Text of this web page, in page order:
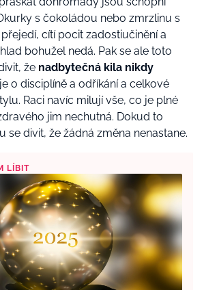
s čokoládou nebo zmrzlinu s
cítí pocit zadostiučinění a
bohužel nedá. Pak se ale toto
že nadbytečná kila nikdy
o disciplíně a odříkání a celkové
Raci navíc milují vše, co je plné
jim nechutná. Dokud to
se divit, že žádná změna nenastane.
LÍBIT